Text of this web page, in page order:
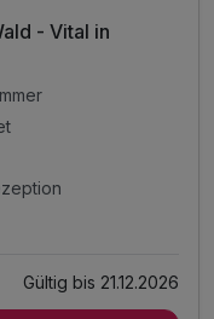
- Vital in
Gültig bis 21.12.2026